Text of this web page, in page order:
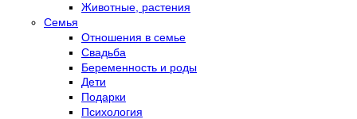
Животные, растения
Семья
Отношения в семье
Свадьба
Беременность и роды
Дети
Подарки
Психология